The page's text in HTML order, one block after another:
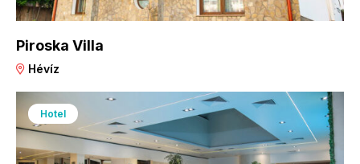
Piroska Villa
Hévíz
Hotel